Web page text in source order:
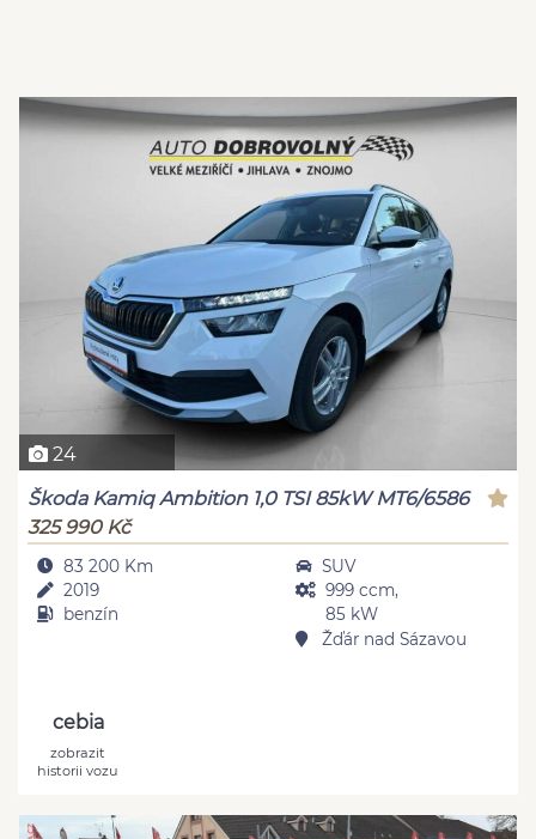
24
Škoda Kamiq Ambition 1,0 TSI 85kW MT6/6586
325 990 Kč
83 200 Km
2019
benzín
SUV
999 ccm,
85 kW
Žďár nad Sázavou
cebia
zobrazit
historii vozu